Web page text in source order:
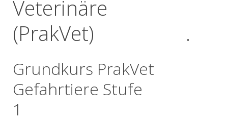
Veterinäre
(PrakVet) .
Grundkurs PrakVet
Gefahrtiere Stufe
1